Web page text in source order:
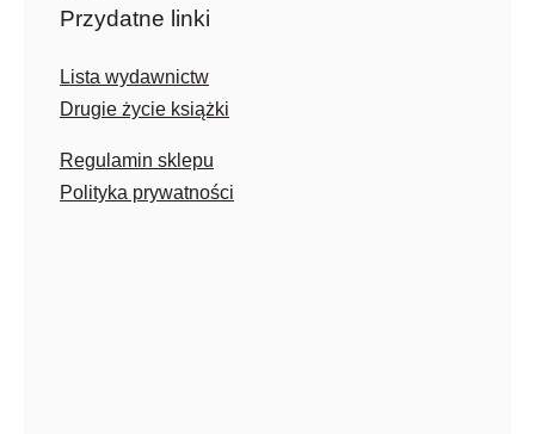
Przydatne linki
Lista wydawnictw
Drugie życie książki
Regulamin sklepu
Polityka prywatności